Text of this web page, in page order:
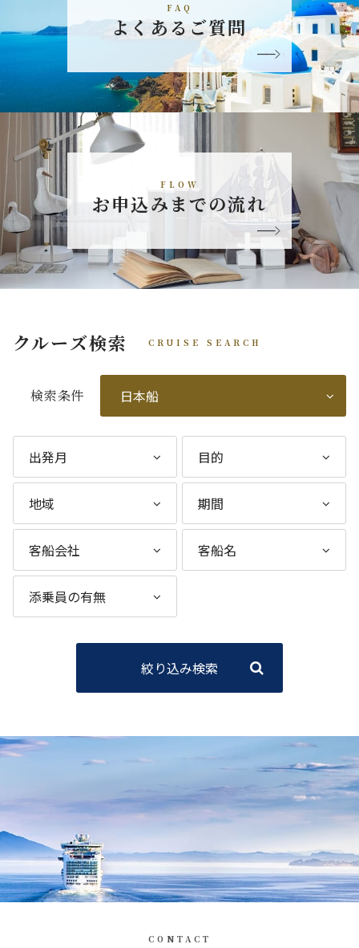
FAQ
よくあるご質問
FLOW
お申込みまでの流れ
クルーズ検索 CRUISE SEARCH
検索条件
絞り込み検索
CONTACT